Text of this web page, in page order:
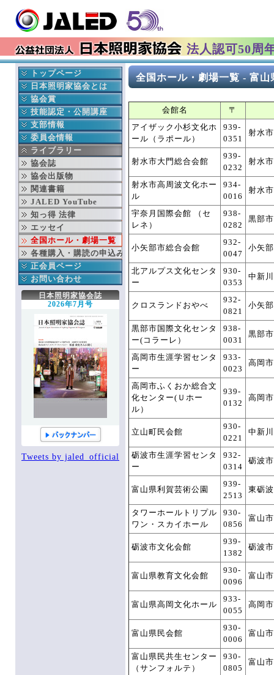
法人認可50周
トップページ
最新情報
イベント情報
更新履歴
会長挨拶
本部より
入会 変更 退会
就業事故見舞金制度
日本照明家協会とは
協会の成立ち
協会の事業
年間行事予定
役員紹介
組織図
賛助会員連名
ディスクロージャー
文化芸術基本法
劇場法
協会賞
日本照明家協会賞
舞台部門
テレビ部門
過去の協会賞受賞者
協会賞データベース検索
技能認定・公開講座
中央講座
地域講座
支部情報
北海道支部
東北支部
東京支部
中部支部
関西支部
中国支部
四国支部
九州支部
沖縄支部
テレビ部会
委員会情報
公益委員会
財務委員会
技能認定委員会
次世代育成委員会
安全委員会
技術委員会
顕彰委員会
広報委員会
出版委員会
国際委員会
手帳編集作業部会
新人講座作業部会
ライブラリー
協会誌
協会出版物
関連書籍
JALED YouTube
知っ得 法律
エッセイ
全国ホール・劇場一覧
各種購入・購読の申込み
正会員ページ
正会員へのお知らせ
協会への連絡
役立つ知識箱
協会誌こぼれ話
掲示板
協会誌アーカイブ
登録情報
お問い合わせ
協会へのお問い合わせ
日本照明家協会誌
2026年7月号
Tweets by jaled_official
全国ホール・劇場一覧 - 富山
会館名
〒
アイザック小杉文化ホ
ール（ラポール）
939-
0351
射水
射水市大門総合会館
939-
0232
射水
射水市高周波文化ホー
ル
934-
0016
射水
宇奈月国際会館 （セ
レネ）
938-
0282
黒部
小矢部市総合会館
932-
0047
小矢
北アルプス文化センタ
ー
930-
0353
中新
クロスランドおやべ
932-
0821
小矢
黒部市国際文化センタ
ー(コラーレ）
938-
0031
黒部
高岡市生涯学習センタ
ー
933-
0023
高岡
高岡市ふくおか総合文
化センター(Ｕホー
ル）
939-
0132
高岡
立山町民会館
930-
0221
中新
砺波市生涯学習センタ
ー
932-
0314
砺波
富山県利賀芸術公園
939-
2513
東砺
タワーホールトリプル
ワン・スカイホール
930-
0856
富山
砺波市文化会館
939-
1382
砺波
富山県教育文化会館
930-
0096
富山
富山県高岡文化ホール
933-
0055
高岡
富山県民会館
930-
0006
富山
富山県民共生センター
（サンフォルテ）
930-
0805
富山